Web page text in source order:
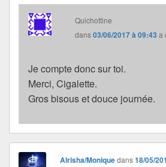
Quichottine
dans03/06/2017 à 09:43 a
Je compte donc sur toi.
Merci, Cigalette.
Gros bisous et douce journée.
Alrisha/Moniquedans18/05/